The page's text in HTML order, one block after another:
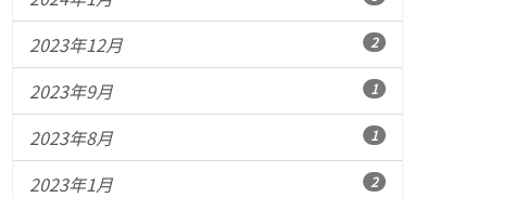
2023年12月 2
2023年9月 1
2023年8月 1
2023年1月 2